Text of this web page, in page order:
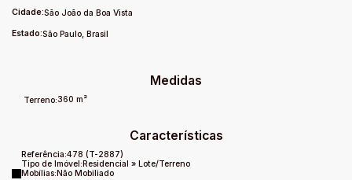
Cidade:São João da Boa Vista
Estado:São Paulo, Brasil
Medidas
Terreno:360 m²
Características
Referência:478(T-2887)
Tipo de Imóvel:Residencial» Lote/Terreno
Mobílias: Não Mobiliado